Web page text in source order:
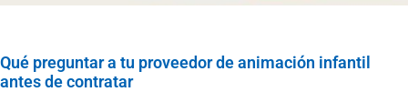
Qué preguntar a tu proveedor de animación infantil
antes de contratar